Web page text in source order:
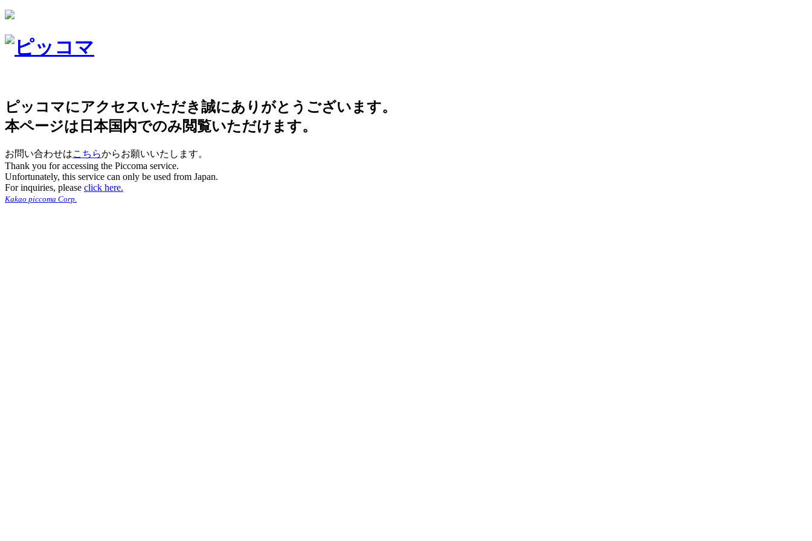
ピッコマにアクセスいただき誠にありがとうございます。
本ページは日本国内でのみ閲覧いただけます。
お問い合わせはこちらからお願いいたします。
Thank you for accessing the Piccoma service.
Unfortunately, this service can only be used from Japan.
For inquiries, please click here.
Kakao piccoma Corp.